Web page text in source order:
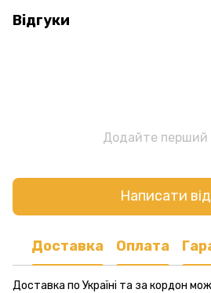
Відгуки
Додайте перший
Написати
Доставка Оплата
Доставка по Україні та за кордон